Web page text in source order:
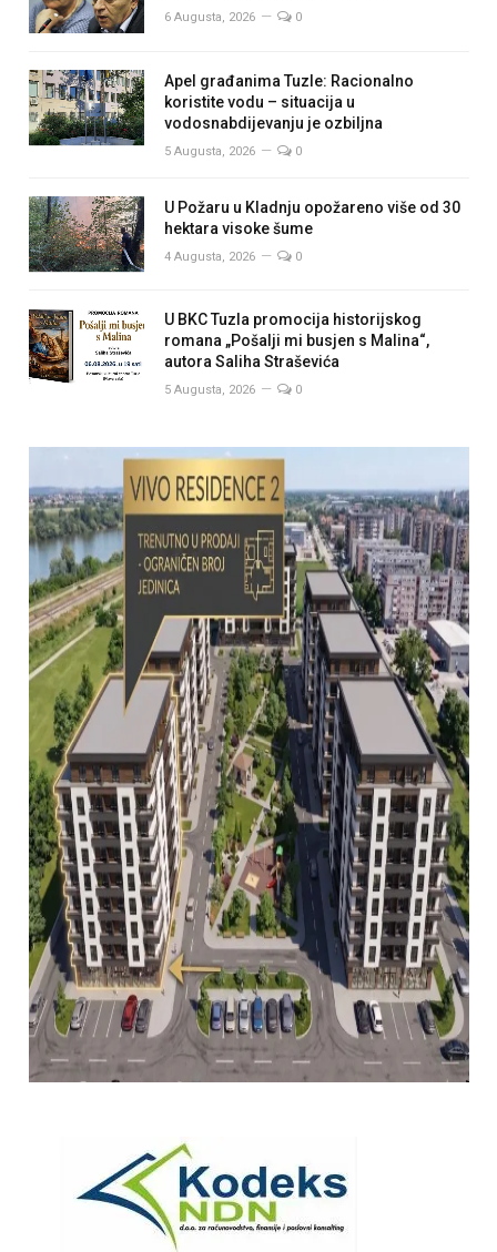
6 Augusta, 2026 0
Apel građanima Tuzle: Racionalno
koristite vodu – situacija u
vodosnabdijevanju je ozbiljna
5 Augusta, 2026 0
U Požaru u Kladnju opožareno više od 30
hektara visoke šume
4 Augusta, 2026 0
U BKC Tuzla promocija historijskog
romana „Pošalji mi busjen s Malina“,
autora Saliha Straševića
5 Augusta, 2026 0